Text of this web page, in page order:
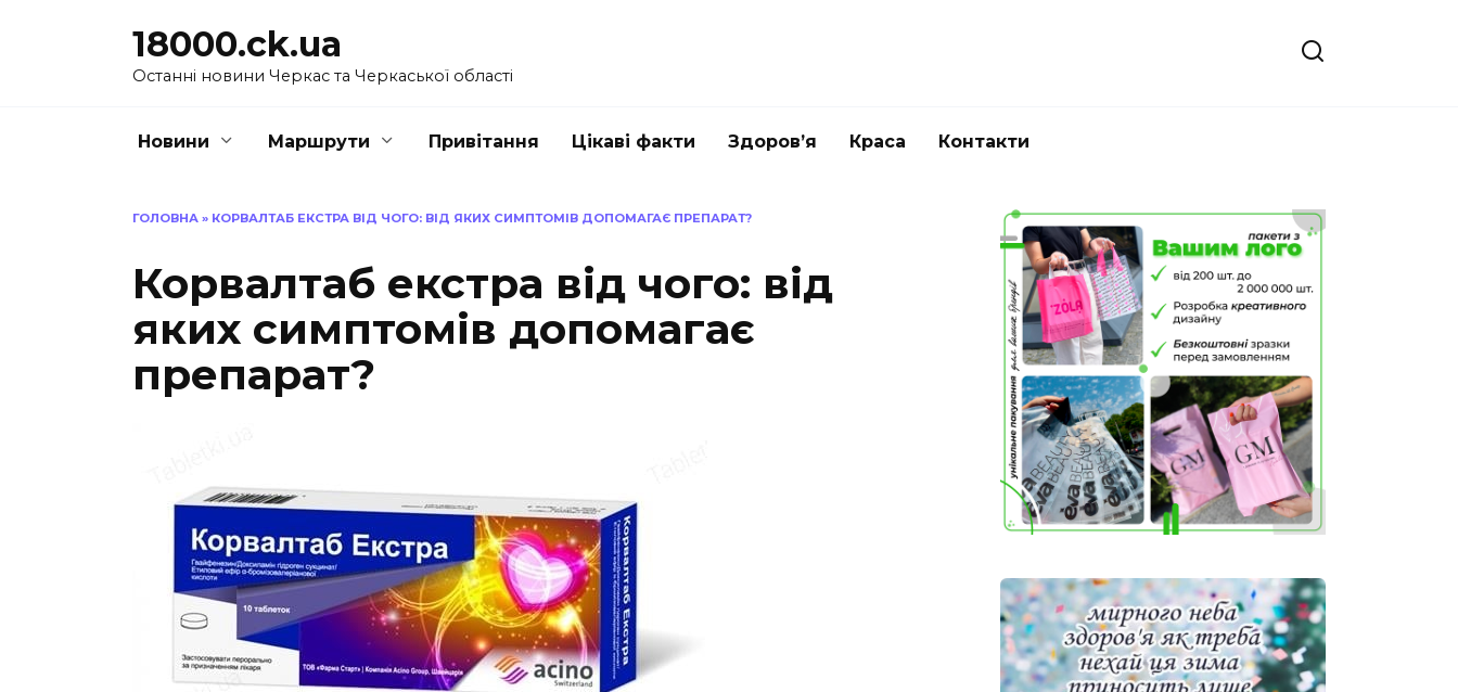
18000.ck.ua
Останні новини Черкас та Черкаської області
Новини Маршрути Привітання Цікаві факти Здоров’я Краса Контакти
ГОЛОВНА » КОРВАЛТАБ ЕКСТРА ВІД ЧОГО: ВІД ЯКИХ СИМПТОМІВ ДОПОМАГАЄ ПРЕПАРАТ?
Корвалтаб екстра від чого: від
яких симптомів допомагає
препарат?